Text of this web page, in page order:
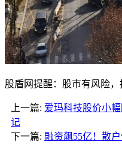
股盾网提醒：股市有风险，
上一篇: 爱玛科技股价小
记
下一篇: 融资飙55亿！散